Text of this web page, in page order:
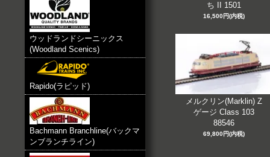
ウッドランドシーニックス
(Woodland Scenics)
Rapido(ラピッド)
Bachmann Branchline(バックマ
ンブランチライン)
ち II 1501
16,500円(内税)
メルクリン(Marklin) Z
ゲージ Class 103
88546
69,800円(内税)